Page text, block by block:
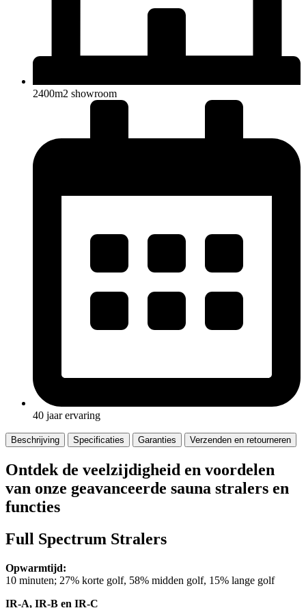
2400m2 showroom
40 jaar ervaring
Beschrijving Specificaties Garanties Verzenden en retourneren
Ontdek de veelzijdigheid en voordelen
van onze geavanceerde sauna stralers en
functies
Full Spectrum Stralers
Opwarmtijd:
10 minuten; 27% korte golf, 58% midden golf, 15% lange golf
IR-A, IR-B en IR-C